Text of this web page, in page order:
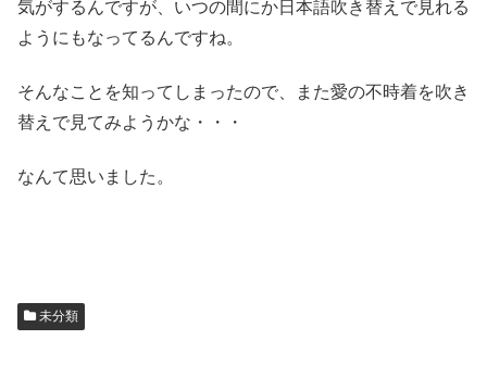
気がするんですが、いつの間にか日本語吹き替えで見れる
ようにもなってるんですね。
そんなことを知ってしまったので、また愛の不時着を吹き
替えで見てみようかな・・・
なんて思いました。
未分類